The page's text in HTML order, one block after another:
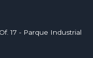
17 - Parque Industrial